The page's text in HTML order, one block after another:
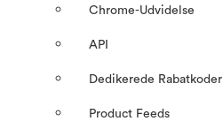
Chrome-Udvidelse
API
Dedikerede Rabatkoder
Product Feeds